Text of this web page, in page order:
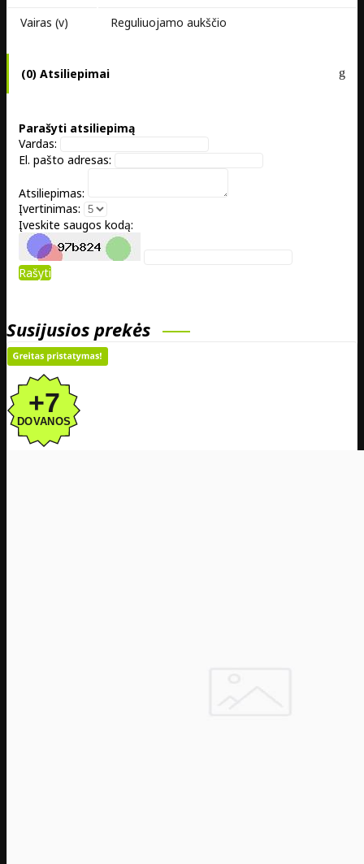
Vairas (v) Reguliuojamo aukščio
(0) Atsiliepimai
Parašyti atsiliepimą
Vardas:
El. pašto adresas:
Atsiliepimas:
Įvertinimas:
Įveskite saugos kodą:
Rašyti
Susijusios prekės